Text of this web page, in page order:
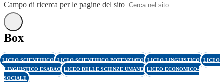
Campo di ricerca per le pagine del sito
Box
LICEO SCIENTIFICO LICEO SCIENTIFICO POTENZIATO LICEO LINGUISTICO LICEO
LINGUISTICO ESABAC LICEO DELLE SCIENZE UMANE LICEO ECONOMICO-
SOCIALE